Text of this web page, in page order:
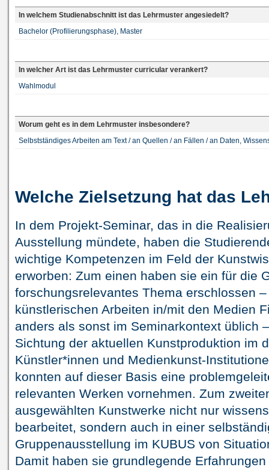
In welchem Studienabschnitt ist das Lehrmuster angesiedelt?
Bachelor (Profilierungsphase), Master
In welcher Art ist das Lehrmuster curricular verankert?
Wahlmodul
Worum geht es in dem Lehrmuster insbesondere?
Selbstständiges Arbeiten am Text / an Quellen / an Fällen / an Daten,
Welche Zielsetzung hat das
In dem Projekt-Seminar, das in die
Ausstellung mündete, haben die
wichtige Kompetenzen im Feld der
erworben: Zum einen haben sie ein für die
forschungsrelevantes Thema erschlossen
künstlerischen Arbeiten in/mit den Medien
anders als sonst im Seminarkontext üblich
Sichtung der aktuellen Kunstproduktion im
Künstler*innen und Medienkunst-
konnten auf dieser Basis eine
relevanten Werken vornehmen. Zum
ausgewählten Kunstwerke nicht nur
bearbeitet, sondern auch in einer
Gruppenausstellung im KUBUS von
Damit haben sie grundlegende